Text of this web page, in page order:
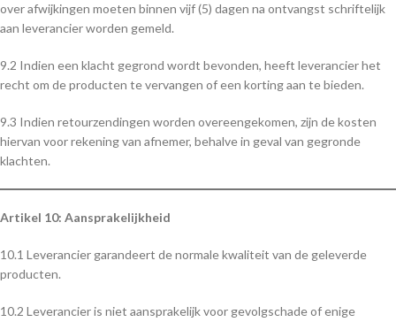
over afwijkingen moeten binnen vijf (5) dagen na ontvangst schriftelijk
aan leverancier worden gemeld.
9.2 Indien een klacht gegrond wordt bevonden, heeft leverancier het
recht om de producten te vervangen of een korting aan te bieden.
9.3 Indien retourzendingen worden overeengekomen, zijn de kosten
hiervan voor rekening van afnemer, behalve in geval van gegronde
klachten.
Artikel 10: Aansprakelijkheid
10.1 Leverancier garandeert de normale kwaliteit van de geleverde
producten.
10.2 Leverancier is niet aansprakelijk voor gevolgschade of enige